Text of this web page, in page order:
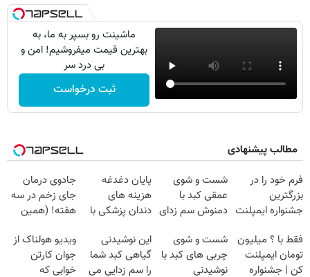
ماشینت رو بسپر به ما، به
بهترین قیمت میفروشیم! امن و
بی درد سر
ثبت درخواست
مطالب پیشنهادی
فرم خود را در
بزرگترین
جشنواره ایمپلنت
فقط ۲۵ میلیون
شست و شوی
عمقی کبد با
دمنوش سم زدای
پایان دغدغه
هزینه های
دندان پزشکی با
خانگی
جادوی درمان
جای زخم در سه
هفته! (همین
صحبت کنید)
فقط با ؟ میلیون
تومان ایمپلنت
کن | جشنواره
شست و شوی
چربی های کبد با
نوشیدنی
این نوشیدنی
گیاهی کبد شما
را سم زدایی می
ویدیو هولناک از
جوان کارتن
خوابی که